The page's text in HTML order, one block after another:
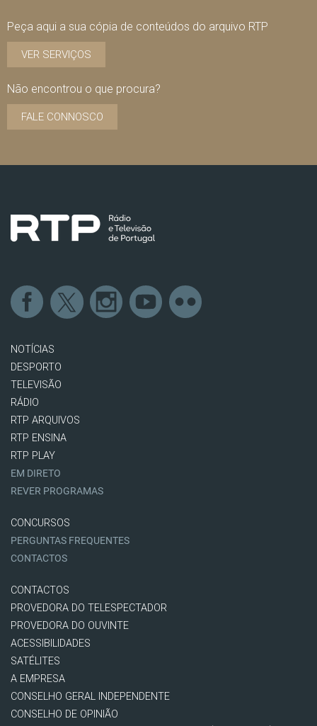
Peça aqui a sua cópia de conteúdos do arquivo RTP
VER SERVIÇOS
Não encontrou o que procura?
FALE CONNOSCO
NOTÍCIAS
DESPORTO
TELEVISÃO
RÁDIO
RTP ARQUIVOS
RTP ENSINA
RTP PLAY
EM DIRETO
REVER PROGRAMAS
CONCURSOS
PERGUNTAS FREQUENTES
CONTACTOS
CONTACTOS
PROVEDORA DO TELESPECTADOR
PROVEDORA DO OUVINTE
ACESSIBILIDADES
SATÉLITES
A EMPRESA
CONSELHO GERAL INDEPENDENTE
CONSELHO DE OPINIÃO